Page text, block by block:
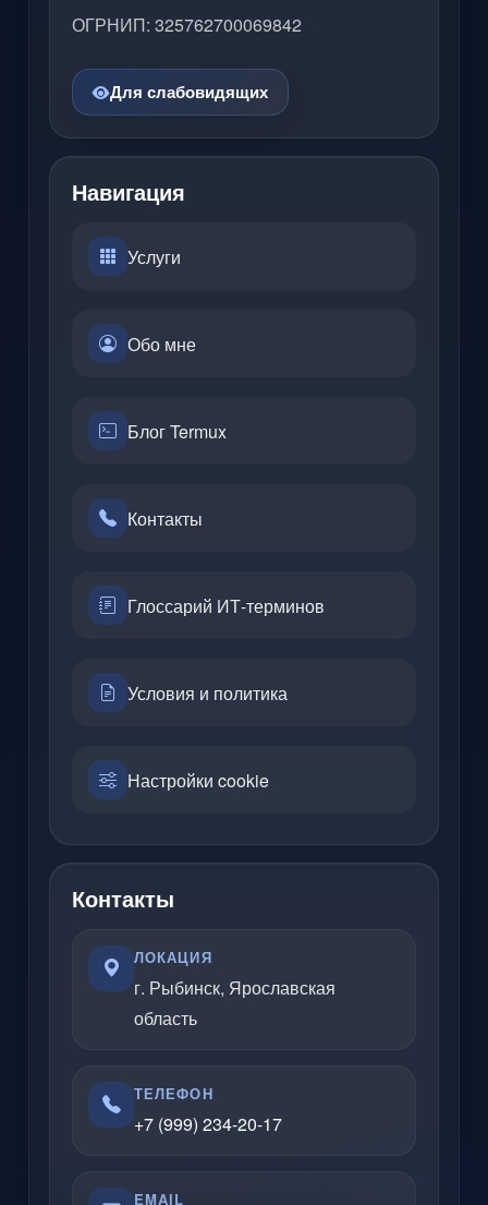
ОГРНИП: 325762700069842
Для слабовидящих
Навигация
Услуги
Обо мне
Блог Termux
Контакты
Глоссарий ИТ-терминов
Условия и политика
Настройки cookie
Контакты
ЛОКАЦИЯ
г. Рыбинск, Ярославская
область
ТЕЛЕФОН
+7 (999) 234-20-17
EMAIL